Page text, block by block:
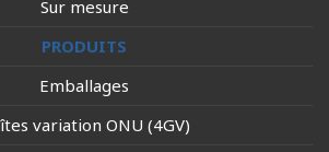
Sur mesure
PRODUITS
Emballages
variation ONU (4GV)